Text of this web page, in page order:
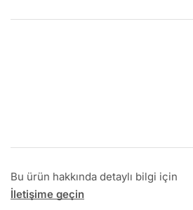
Bu ürün hakkında detaylı bilgi için
İletişime geçin